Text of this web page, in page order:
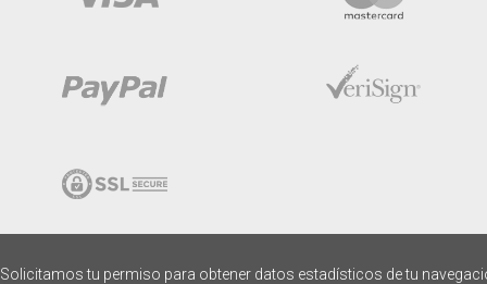
Solicitamos tu permiso para obtener datos estadísticos de tu